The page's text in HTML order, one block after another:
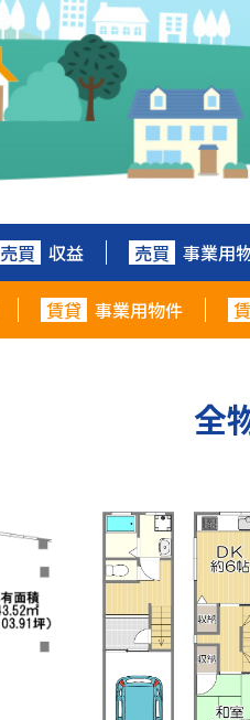
売買 収益 売買 事業用
賃貸 事業用物件
全